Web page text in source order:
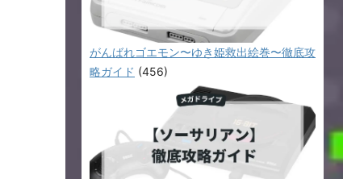
がんばれゴエモン〜ゆき姫救出絵巻〜徹底攻
略ガイド (456)